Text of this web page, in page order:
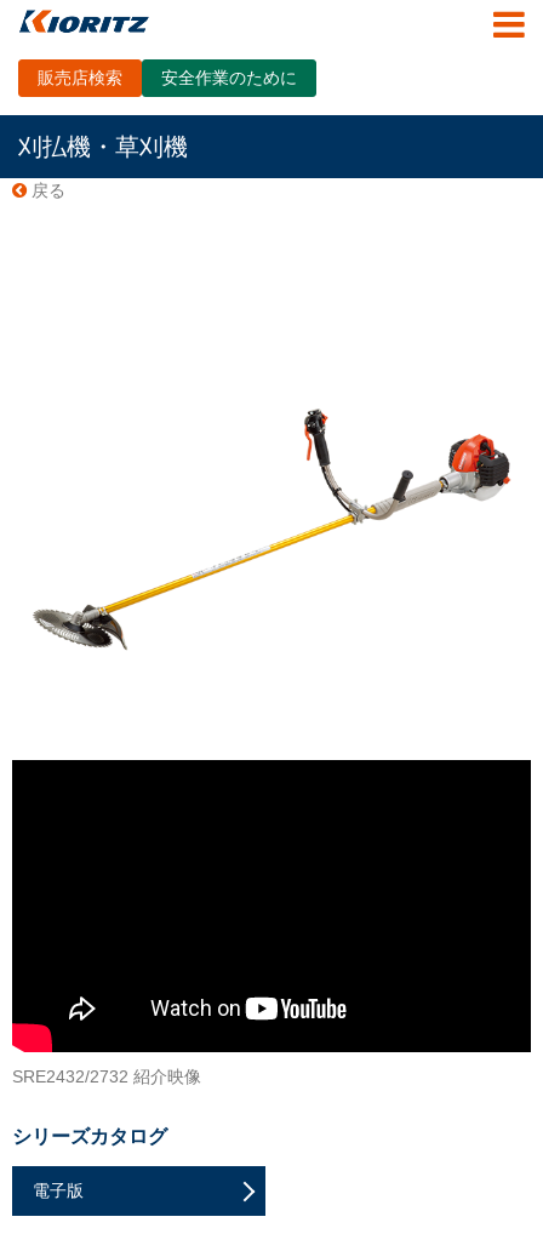
販売店検索 安全作業のために
刈払機・草刈機
戻る
SRE2432/2732 紹介映像
シリーズカタログ
電子版